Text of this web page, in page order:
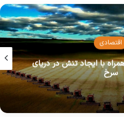
اقتصادی
با ایجاد تنش در دریای
سرخ